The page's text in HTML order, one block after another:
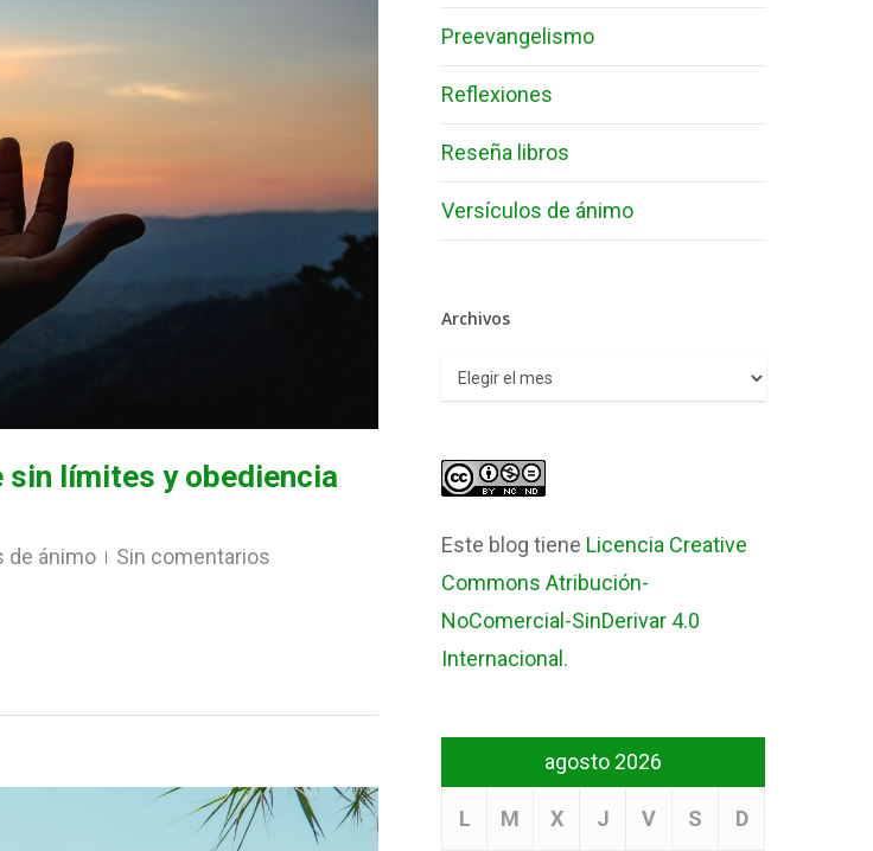
sin límites y obediencia
de ánimo Sin comentarios
Preevangelismo
Reflexiones
Reseña libros
Versículos de ánimo
Archivos
Archivos
Este blog tiene Licencia Creative
Commons Atribución-
NoComercial-SinDerivar 4.0
Internacional .
agosto 2026
L M X J V S D